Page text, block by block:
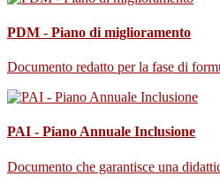
PDM - Piano di miglioramento
Documento redatto per la fase di
PAI - Piano Annuale Inclusione
Documento che garantisce una